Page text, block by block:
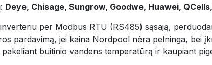
Deye, Chisage, Sungrow, Goodwe, Huawei,
per Modbus RTU (RS485) sąsają,
pardavimą, jei kaina Nordpool nėra pelninga, bei
buitinio vandens temperatūrą ir kaupiant